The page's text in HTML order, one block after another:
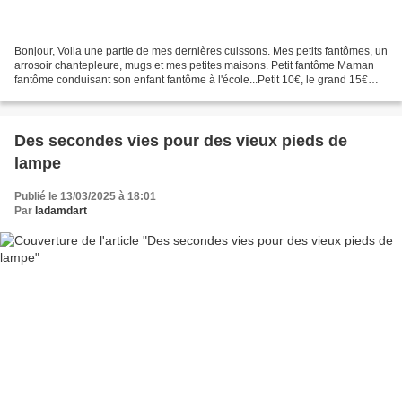
Bonjour, Voila une partie de mes dernières cuissons. Mes petits fantômes, un
arrosoir chantepleure, mugs et mes petites maisons. Petit fantôme Maman
fantôme conduisant son enfant fantôme à l'école...Petit 10€, le grand 15€
Des secondes vies pour des vieux pieds de
lampe
Publié le 13/03/2025 à 18:01
Par ladamdart